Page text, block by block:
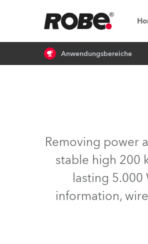
Anwendungsbereiche
Removing power
stable high 200
lasting
information,